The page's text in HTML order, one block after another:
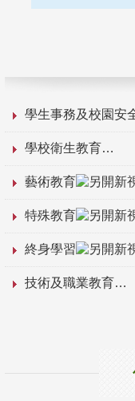
學生事務及校園安
學校衛生教育
藝術教育
特殊教育
終身學習
技術及職業教育